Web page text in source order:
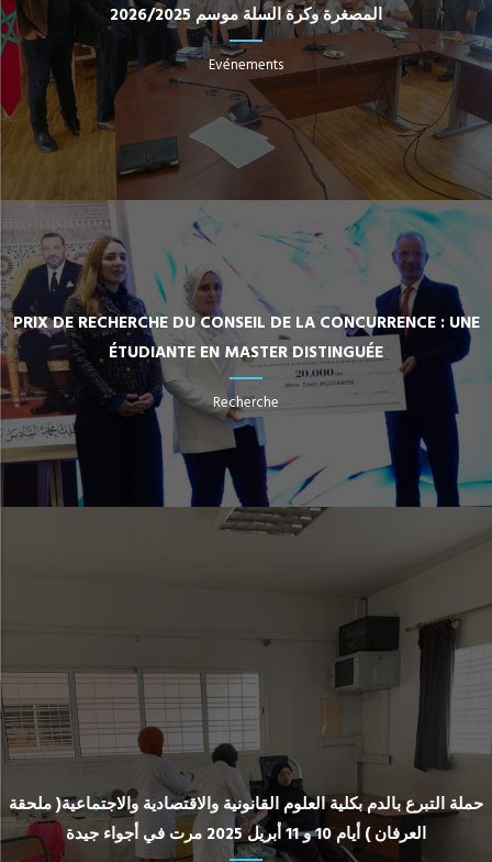
المصغرة وكرة السلة موسم 2026/2025
Evénements
PRIX DE RECHERCHE DU CONSEIL DE LA CONCURRENCE : UNE
ÉTUDIANTE EN MASTER DISTINGUÉE
Recherche
حملة التبرع بالدم بكلية العلوم القانونية والاقتصادية والاجتماعية( ملحقة
العرفان ) أيام 10 و 11 أبريل 2025 مرت في أجواء جيدة